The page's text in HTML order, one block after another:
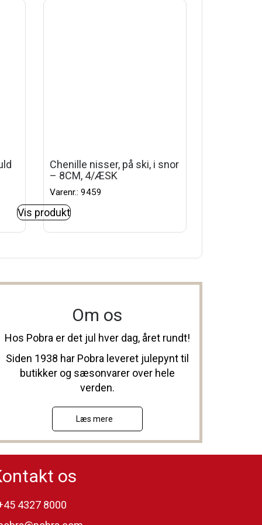
Chenille nisser, på ski, i snor
– 8CM, 4/ÆSK
Varenr.: 9459
Vis produkt
Om os
Hos Pobra er det jul hver dag, året rundt!
Siden 1938 har Pobra leveret julepynt til
butikker og sæsonvarer over hele
verden.
Læs mere
os
4327 8000